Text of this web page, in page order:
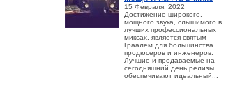
15 Февраля, 2022
Достижение широкого,
мощного звука, слышимого в
лучших профессиональных
миксах, является святым
Граалем для большинства
продюсеров и инженеров.
Лучшие и продаваемые на
сегодняшний день релизы
обеспечивают идеальный...